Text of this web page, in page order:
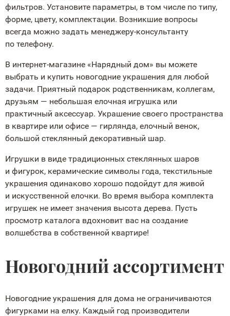
фильтров. Установите параметры, в том числе по типу,
форме, цвету, комплектации. Возникшие вопросы
всегда можно задать менеджеру-консультанту
по телефону.
В интернет-магазине «Нарядный дом» вы можете
выбрать и купить новогодние украшения для любой
задачи. Приятный подарок родственникам, коллегам,
друзьям — небольшая елочная игрушка или
практичный аксессуар. Украшение своего пространства
в квартире или офисе — гирлянда, елочный венок,
большой стеклянный декоративный шар.
Игрушки в виде традиционных стеклянных шаров
и фигурок, керамические символы года, текстильные
украшения одинаково хорошо подойдут для живой
и искусственной елочки. Во время выбора комплекта
игрушек не имеет значения высота дерева. Пусть
просмотр каталога вдохновит вас на создание
волшебства в собственной квартире!
Новогодний ассортимент
Новогодние украшения для дома не ограничиваются
фигурками на елку. Каждый год производители